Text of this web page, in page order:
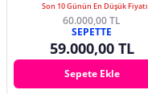
Son 10 Günün En Düşük Fiyatı
60.000,00 TL
SEPETTE
59.000,00 TL
Sepete Ekle